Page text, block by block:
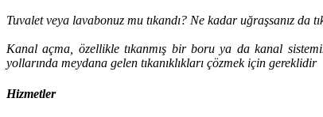
Tuvalet veya lavabonuz mu tıkandı? Ne kadar uğraşsanız
Kanal açma, özellikle tıkanmış bir boru ya da kanal
yollarında meydana gelen tıkanıklıkları çözmek için gereklidir
Hizmetler